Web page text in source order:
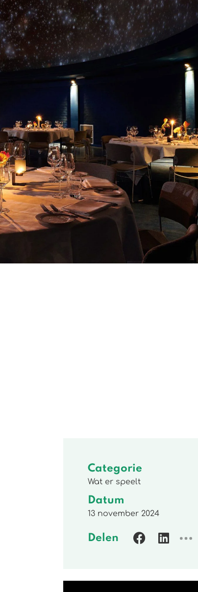
Categorie
Wat er speelt
Datum
13 november 2024
Delen